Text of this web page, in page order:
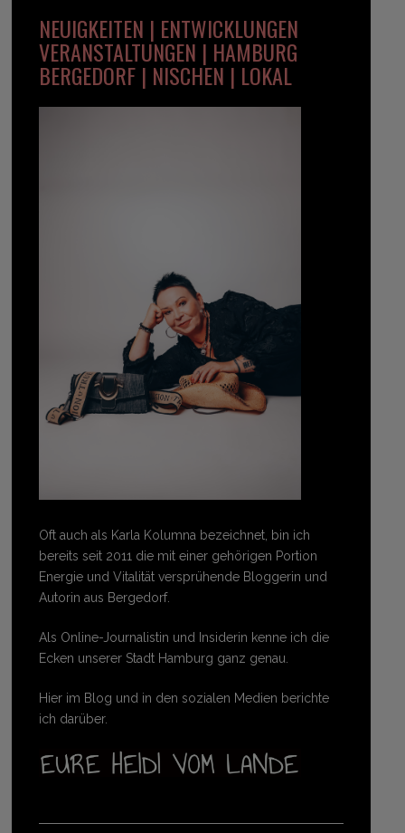
NEUIGKEITEN | ENTWICKLUNGEN
VERANSTALTUNGEN | HAMBURG
BERGEDORF | NISCHEN | LOKAL
Oft auch als Karla Kolumna bezeichnet, bin ich
bereits seit 2011 die mit einer gehörigen Portion
Energie und Vitalität versprühende Bloggerin und
Autorin aus Bergedorf.
Als Online-Journalistin und Insiderin kenne ich die
Ecken unserer Stadt Hamburg ganz genau.
Hier im Blog und in den sozialen Medien berichte
ich darüber.